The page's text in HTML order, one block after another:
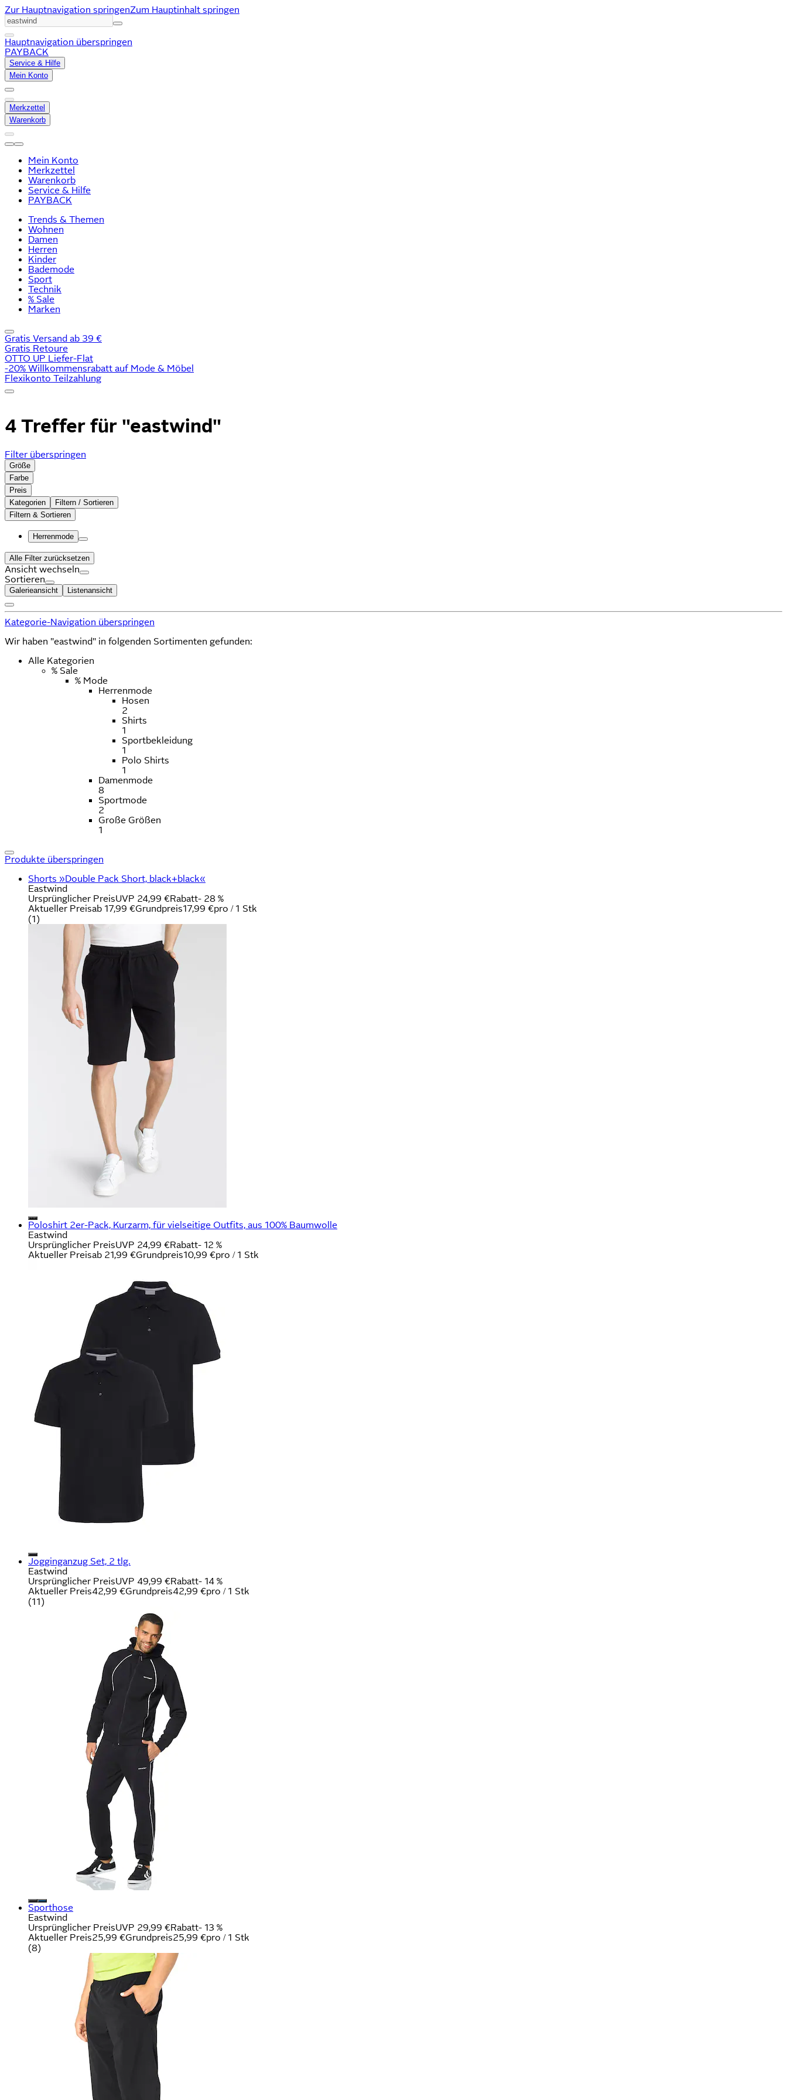
Zur Hauptnavigation springenZum Hauptinhalt springen
Hauptnavigation überspringen
PAYBACK
Service & Hilfe
Mein Konto
Merkzettel
Warenkorb
Mein Konto
Merkzettel
Warenkorb
Service & Hilfe
PAYBACK
Trends & Themen
Wohnen
Damen
Herren
Kinder
Bademode
Sport
Technik
% Sale
Marken
Gratis Versand ab 39 €
Gratis Retoure
OTTO UP Liefer-Flat
-20% Willkommensrabatt auf Mode & Möbel
Flexikonto Teilzahlung
4 Treffer für "eastwind"
Filter überspringen
Größe
Farbe
Preis
Kategorien
Filtern / Sortieren
Filtern & Sortieren
Herrenmode
Alle Filter zurücksetzen
Ansicht wechseln
Sortieren
Galerieansicht Listenansicht
Kategorie-Navigation überspringen
Wir haben "eastwind" in folgenden Sortimenten gefunden:
Alle Kategorien
% Sale
% Mode
Herrenmode
Hosen
2
Shirts
1
Sportbekleidung
1
Polo Shirts
1
Damenmode
8
Sportmode
2
Große Größen
1
Produkte überspringen
Shorts »Double Pack Short, black+black«
Eastwind
Ursprünglicher PreisUVP 24,99 €Rabatt- 28 %
Aktueller Preisab 17,99 €Grundpreis17,99 €pro / 1 Stk
(1)
Poloshirt 2er-Pack, Kurzarm, für vielseitige Outfits, aus 100% Baumwolle
Eastwind
Ursprünglicher PreisUVP 24,99 €Rabatt- 12 %
Aktueller Preisab 21,99 €Grundpreis10,99 €pro / 1 Stk
Jogginganzug Set, 2 tlg.
Eastwind
Ursprünglicher PreisUVP 49,99 €Rabatt- 14 %
Aktueller Preis42,99 €Grundpreis42,99 €pro / 1 Stk
(11)
Sporthose
Eastwind
Ursprünglicher PreisUVP 29,99 €Rabatt- 13 %
Aktueller Preis25,99 €Grundpreis25,99 €pro / 1 Stk
(8)